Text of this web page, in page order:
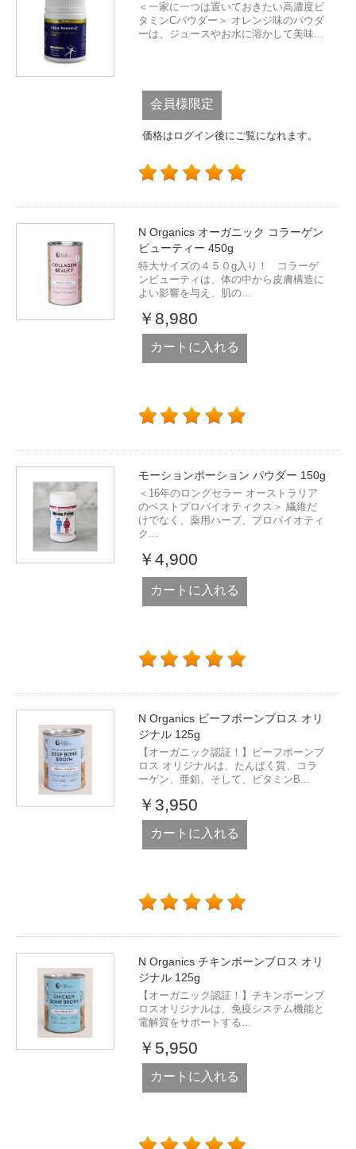
＜一家に一つは置いておきたい高濃度ビ
タミンCパウダー＞ オレンジ味のパウダ
ーは、ジュースやお水に溶かして美味...
会員様限定
価格はログイン後にご覧になれます。
N Organics オーガニック コラーゲン
ビューティー 450g
特大サイズの４５０g入り！ コラーゲ
ンビューティは、体の中から皮膚構造に
よい影響を与え、肌の...
￥8,980
カートに入れる
モーションポーション パウダー 150g
＜16年のロングセラー オーストラリア
のベストプロバイオティクス＞ 繊維だ
けでなく、薬用ハーブ、プロバイオティ
ク...
￥4,900
カートに入れる
N Organics ビーフボーンブロス オリ
ジナル 125g
【オーガニック認証！】ビーフボーンブ
ロス オリジナルは、たんぱく質、コラ
ーゲン、亜鉛、そして、ビタミンB...
￥3,950
カートに入れる
N Organics チキンボーンブロス オリ
ジナル 125g
【オーガニック認証！】チキンボーンブ
ロスオリジナルは、免疫システム機能と
電解質をサポートする...
￥5,950
カートに入れる